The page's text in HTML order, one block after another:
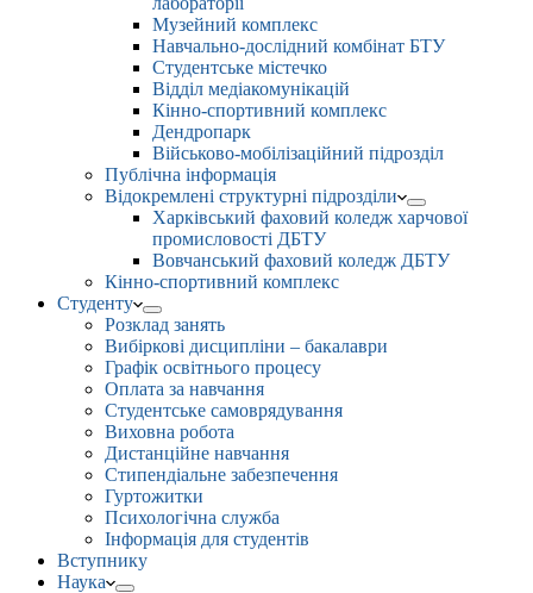
Музейний комплекс
Навчально-дослідний комбінат БТУ
Студентське містечко
Відділ медіакомунікацій
Кінно-спортивний комплекс
Дендропарк
Військово-мобілізаційний підрозділ
Публічна інформація
Відокремлені структурні підрозділи
Харківський фаховий коледж харчової
промисловості ДБТУ
Вовчанський фаховий коледж ДБТУ
Кінно-спортивний комплекс
Студенту
Розклад занять
Вибіркові дисципліни – бакалаври
Графік освітнього процесу
Оплата за навчання
Студентське самоврядування
Виховна робота
Дистанційне навчання
Стипендіальне забезпечення
Гуртожитки
Психологічна служба
Інформація для студентів
Вступнику
Наука